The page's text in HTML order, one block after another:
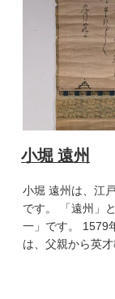
小堀 遠州
小堀 遠州は、江
です。 「遠州」
一」です。 1579
は、父親から英